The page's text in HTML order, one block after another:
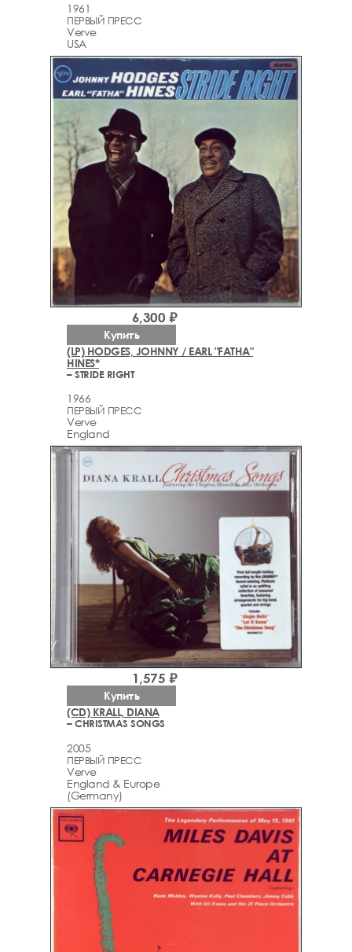
1961
ПЕРВЫЙ ПРЕСС
Verve
USA
(LP) HODGES, JOHNNY / EARL "FATHA"
HINES*
– STRIDE RIGHT
1966
ПЕРВЫЙ ПРЕСС
Verve
England
6,300 ₽
Купить
(CD) KRALL, DIANA
– CHRISTMAS SONGS
2005
ПЕРВЫЙ ПРЕСС
Verve
England & Europe
(Germany)
1,575 ₽
Купить